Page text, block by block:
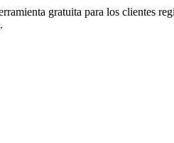
gratuita para los clientes
.